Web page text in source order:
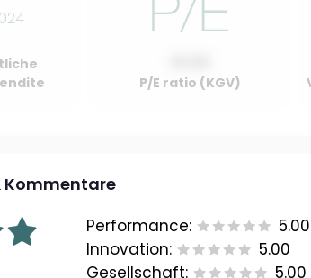
P/E ratio (KGV)
Kommentare
Performance:
5.00
Innovation:
5.00
Gesellschaft:
5.00